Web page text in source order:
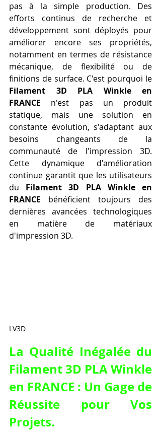
pas à la simple production. Des
efforts continus de recherche et
développement sont déployés pour
améliorer encore ses propriétés,
notamment en termes de résistance
mécanique, de flexibilité ou de
Filament 3D PLA Winkle en
FRANCE n'est pas un produit
statique, mais une solution en
constante évolution, s'adaptant aux
besoins changeants de la
communauté de l'impression 3D.
Cette dynamique d'amélioration
continue garantit que les utilisateurs
du Filament 3D PLA Winkle en
FRANCE bénéficient toujours des
dernières avancées technologiques
en matière de matériaux
d'impression 3D.
LV3D
La Qualité Inégalée du
Filament 3D PLA Winkle
en FRANCE : Un Gage de
Réussite pour Vos
Projets.